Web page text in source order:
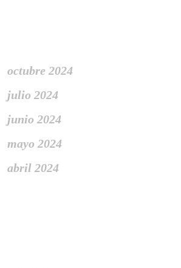
octubre 2024
julio 2024
junio 2024
mayo 2024
abril 2024